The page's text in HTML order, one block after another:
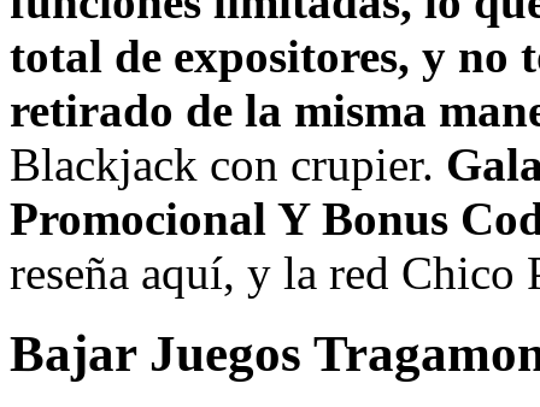
total de expositores, y no
retirado de la misma
Blackjack con crupier.
Promocional Y Bonus
reseña aquí, y la red Chico
Bajar Juegos